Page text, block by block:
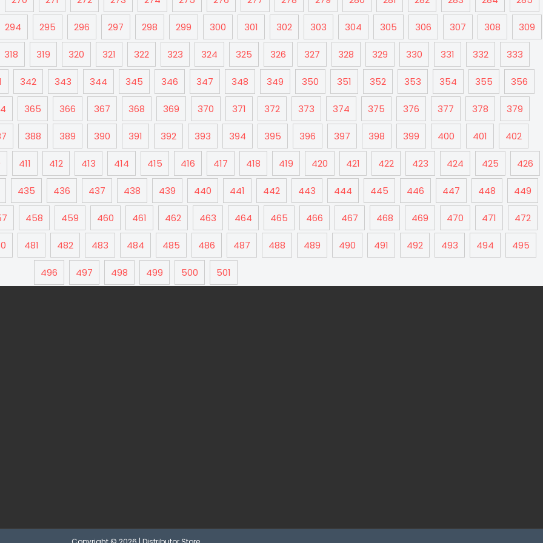
294 295 296 297 298 299 300 301 302 303 304 305 306 307 308 309
318 319 320 321 322 323 324 325 326 327 328 329 330 331 332 333
342 343 344 345 346 347 348 349 350 351 352 353 354 355 356
365 366 367 368 369 370 371 372 373 374 375 376 377 378 379
388 389 390 391 392 393 394 395 396 397 398 399 400 401 402
411 412 413 414 415 416 417 418 419 420 421 422 423 424 425 426
435 436 437 438 439 440 441 442 443 444 445 446 447 448 449
458 459 460 461 462 463 464 465 466 467 468 469 470 471 472
481 482 483 484 485 486 487 488 489 490 491 492 493 494 495
496 497 498 499 500 501